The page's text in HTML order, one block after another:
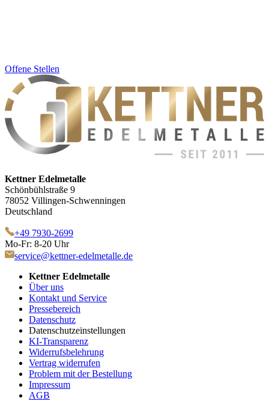
Offene Stellen
Kettner Edelmetalle
Schönbühlstraße 9
78052 Villingen-Schwenningen
Deutschland
+49 7930-2699
Mo-Fr: 8-20 Uhr
service@kettner-edelmetalle.de
Kettner Edelmetalle
Über uns
Kontakt und Service
Pressebereich
Datenschutz
Datenschutzeinstellungen
KI-Transparenz
Widerrufsbelehrung
Vertrag widerrufen
Problem mit der Bestellung
Impressum
AGB